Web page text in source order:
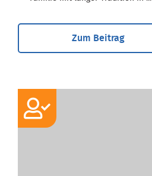
Zum Beitrag